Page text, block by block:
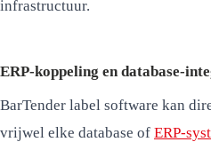
infrastructuur.
ERP-koppeling en database-
BarTender label software kan
vrijwel elke database of ERP-